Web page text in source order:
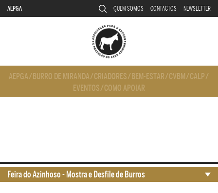
AEPGA QUEM SOMOS CONTACTOS NEWSLETTER
AEPGA/ BURRO DE MIRANDA/CRIADORES/ BEM-ESTAR/CVBM/CALP/
EVENTOS/COMO APOIAR
Feira do Azinhoso - Mostra e Desfile de Burros